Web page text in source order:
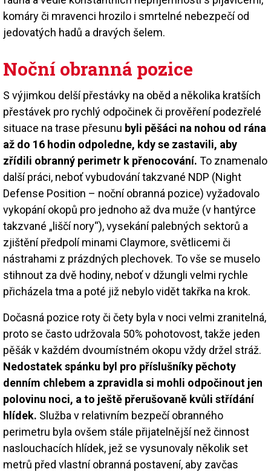
komáry či mravenci hrozilo i smrtelné nebezpečí od
jedovatých hadů a dravých šelem.
Noční obranná pozice
S výjimkou delší přestávky na oběd a několika kratších
přestávek pro rychlý odpočinek či prověření podezřelé
situace na trase přesunu byli pěšáci na nohou od rána
až do 16 hodin odpoledne, kdy se zastavili, aby
zřídili obranný perimetr k přenocování. To znamenalo
další práci, neboť vybudování takzvané NDP (Night
Defense Position – noční obranná pozice) vyžadovalo
vykopání okopů pro jednoho až dva muže (v hantýrce
takzvané „liščí nory“), vysekání palebných sektorů a
zjištění předpolí minami Claymore, světlicemi či
nástrahami z prázdných plechovek. To vše se muselo
stihnout za dvě hodiny, neboť v džungli velmi rychle
přicházela tma a poté již nebylo vidět takřka na krok.
Dočasná pozice roty či čety byla v noci velmi zranitelná,
proto se často udržovala 50% pohotovost, takže jeden
pěšák v každém dvoumístném okopu vždy držel stráž.
Nedostatek spánku byl pro příslušníky pěchoty
denním chlebem a zpravidla si mohli odpočinout jen
polovinu noci, a to ještě přerušovaně kvůli střídání
hlídek. Služba v relativním bezpečí obranného
perimetru byla ovšem stále přijatelnější než činnost
naslouchacích hlídek, jež se vysunovaly několik set
metrů před vlastní obranná postavení, aby zavčas